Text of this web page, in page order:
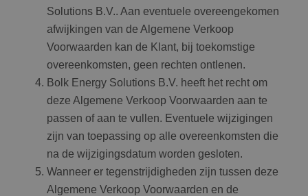
Solutions B.V.. Aan eventuele overeengekomen
afwijkingen van de Algemene Verkoop
Voorwaarden kan de Klant, bij toekomstige
overeenkomsten, geen rechten ontlenen.
Bolk Energy Solutions B.V. heeft het recht om
deze Algemene Verkoop Voorwaarden aan te
passen of aan te vullen. Eventuele wijzigingen
zijn van toepassing op alle overeenkomsten die
na de wijzigingsdatum worden gesloten.
Wanneer er tegenstrijdigheden zijn tussen deze
Algemene Verkoop Voorwaarden en de